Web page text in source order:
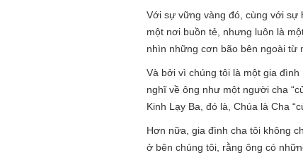
Với sự vững vàng đó, cùng với sự
một nơi buồn tẻ, nhưng luôn là
nhìn những cơn bão bên ngoài từ
Và bởi vì chúng tôi là một gia
nghĩ về ông như một người cha
Kinh Lạy Ba, đó là, Chúa là Cha
Hơn nữa, gia đình cha tôi không
ở bên chúng tôi, rằng ông có